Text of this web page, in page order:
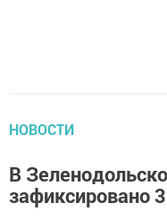
НОВОСТИ
В
зафиксировано